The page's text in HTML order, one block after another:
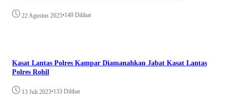
22 Agustus 2025•149 Dilihat
Kasat Lantas Polres Kampar Diamanahkan Jabat Kasat Lantas
Polres Rohil
13 Juli 2023•133 Dilihat